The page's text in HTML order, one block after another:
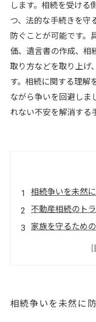
します。相続を受ける
つ、法的な手続きを守
防ぐことが可能です。
価、遺言書の作成、相
取り方などを取り上げ
す。相続に関する理解
ながら争いを回避しま
れない不安を解消する
相続争いを未然
不動産相続のト
家族を守るため
遺言書作成のポ
法
相続争いを未然に